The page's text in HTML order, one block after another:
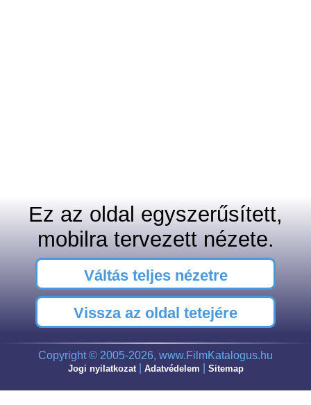
Ez az oldal egyszerűsített,
mobilra tervezett nézete.
Váltás teljes nézetre
Vissza az oldal tetejére
Copyright © 2005-2026, www.FilmKatalogus.hu
Jogi nyilatkozat| Adatvédelem Sitemap